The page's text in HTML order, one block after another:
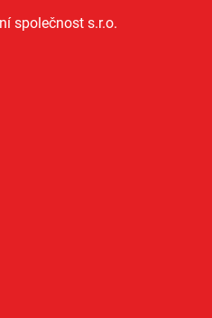
společnost s.r.o.